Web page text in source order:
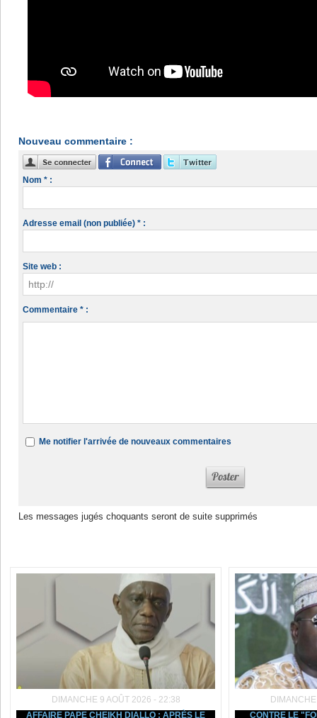
Nouveau commentaire :
Nom * :
Adresse email (non publiée) * :
Site web :
Commentaire * :
Me notifier l'arrivée de nouveaux commentaires
Les messages jugés choquants seront de suite supprimés
DIMANCHE 9 AOÛT 2026 - 22:38
AFFAIRE PAPE CHEIKH DIALLO : APRÈS LE
CONTRE LE